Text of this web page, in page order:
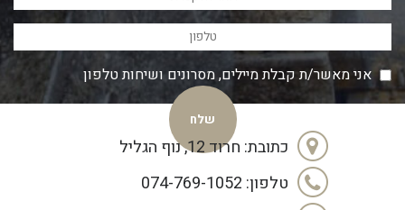
אני מאשר/ת קבלת מיילים, מסרונים ושיחות טלפון
כתובת: חרוד 12, נוף הגליל
טלפון: 074-769-1052